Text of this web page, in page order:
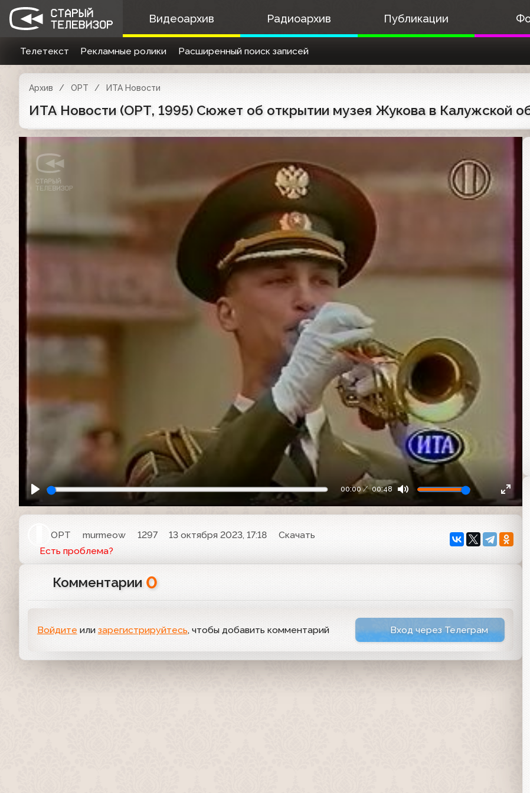
Видеоархив Радиоархив Публикации
Телетекст Рекламные ролики Расширенный поиск записей
Архив ОРТ ИТА Новости
ИТА Новости (ОРТ, 1995) Сюжет об открытии музея Жукова в Калужской
00:00 00:48
ОРТ murmeow 1297 13 октября 2023, 17:18
Скачать
Есть проблема?
Комментарии 0
Войдите или зарегистрируйтесь, чтобы добавить комментарий Вход через Телеграм